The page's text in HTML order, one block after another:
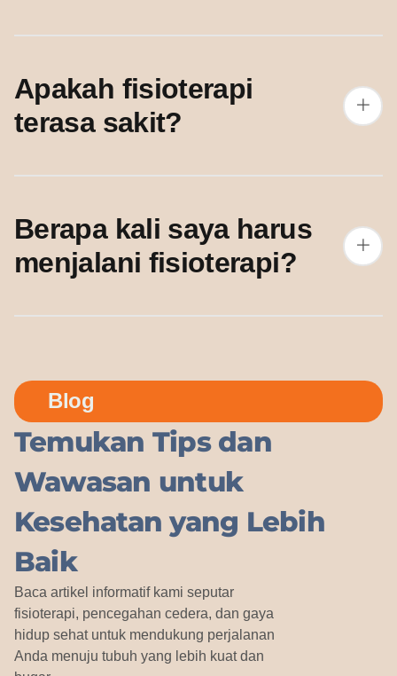
Apakah fisioterapi
terasa sakit?
Berapa kali saya harus
menjalani fisioterapi?
Blog
Temukan Tips dan
Wawasan untuk
Kesehatan yang Lebih
Baik
Baca artikel informatif kami seputar
fisioterapi, pencegahan cedera, dan gaya
hidup sehat untuk mendukung perjalanan
Anda menuju tubuh yang lebih kuat dan